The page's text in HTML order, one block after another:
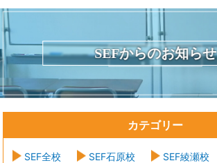
SEFからのお知らせ
カテゴリー
SEF全校 SEF石原校 SEF綾瀬校